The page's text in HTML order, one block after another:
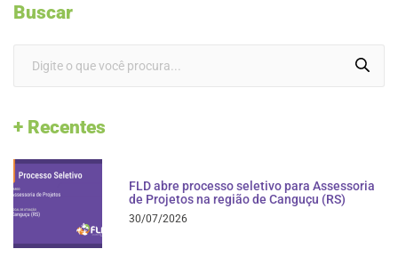
Buscar
+ Recentes
FLD abre processo seletivo para Assessoria
de Projetos na região de Canguçu (RS)
30/07/2026